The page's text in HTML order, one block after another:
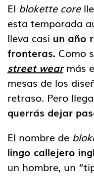
El blokette core
esta temporada
lleva casi un año
fronteras. Como
street wearmás
mesas de los
retraso. Pero
querrás dejar
El nombre de
lingo callejero
un hombre, un